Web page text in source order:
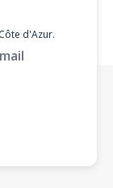
d'Azur.